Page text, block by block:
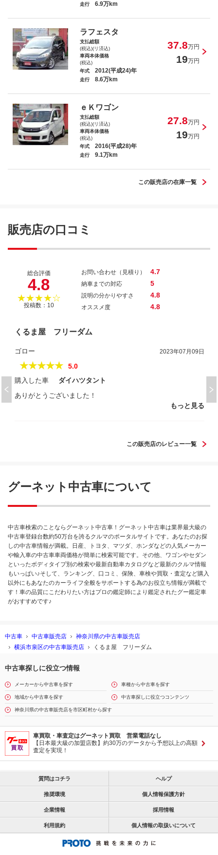
ムーヴ カスタム Ｒリミテッド
走行 6.9万km
ラフェスタ
支払総額
(税込)(リ済込)
37.8万円
車両本体価格
(税込)
19万円
年式 2012(平成24)年
走行 8.6万km
ｅＫワゴン
支払総額
(税込)(リ済込)
27.8万円
車両本体価格
(税込)
19万円
年式 2016(平成28)年
走行 9.1万km
この販売店の在庫一覧
販売店の口コミ
総合評価
4.8
★★★★☆
投稿数：10
お問い合わせ（見積り） 4.7
納車までの対応 5
説明の分かりやすさ 4.8
オススメ度 4.8
くるま屋 フリーダム
ゴロー 2023年07月09日
★★★★★
5.0
購入した車
ダイハツタント
ありがとうございました！
もっと見る
この販売店のレビュー一覧
グーネット中古車について
中古車検索のことならグーネット中古車！グーネット中古車は業界最大級の
中古車登録台数約50万台を誇るクルマのポータルサイトです。あなたのお探
しの中古車情報が満載。日産、トヨタ、マツダ、ホンダなどの人気メーカー
や輸入車の中古車車両価格が簡単に検索可能です。その他、ワゴンやセダン
といったボディタイプ別の検索や最新自動車カタログなど最新のクルマ情報
もいっぱい♪そして、ランキング、口コミ、保険、車検や買取・査定など購入
以外にもあなたのカーライフ全般をサポートする為のお役立ち情報が満載で
す！車の品質にこだわりたい方はプロの鑑定師により鑑定されたグー鑑定車
がおすすめです♪
中古車 中古車販売店
神奈川県の中古車販売店
横浜市泉区の中古車販売店
くるま屋 フリーダム
中古車探しに役立つ情報
メーカーから中古車を探す 車種から中古車を探す
地域から中古車を探す 中古車探しに役立つコンテンツ
神奈川県の中古車販売店を市区町村から探す
車買取・車査定はグーネット買取 営業電話なし
【日本最大級の加盟店数】約30万のデータから予想以上の高額
査定を実現！
質問はコチラ ヘルプ
推奨環境 個人情報保護方針
企業情報 採用情報
利用規約 個人情報の取扱いについて